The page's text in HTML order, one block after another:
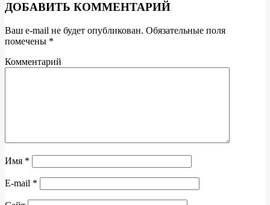
ДОБАВИТЬ КОММЕНТАРИЙ
Ваш e-mail не будет опубликован. Обязательные поля
помечены *
Комментарий
Имя *
E-mail *